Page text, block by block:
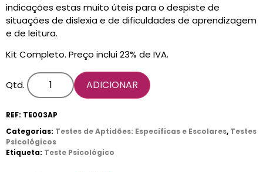
0 items
indicações estas muito úteis para o despiste de
situações de dislexia e de dificuldades de aprendizagem
e de leitura.
Kit Completo. Preço inclui 23% de IVA.
Qtd. ADICIONAR
REF: TE003AP
Categorias: Testes de Aptidões: Específicas e Escolares, Testes
Psicológicos
Etiqueta: Teste Psicológico